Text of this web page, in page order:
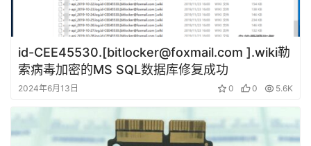
id-CEE45530.[bitlocker@foxmail.com ].wiki勒
索病毒加密的MS SQL数据库修复成功
2024年6月13日 0 0 5.6K